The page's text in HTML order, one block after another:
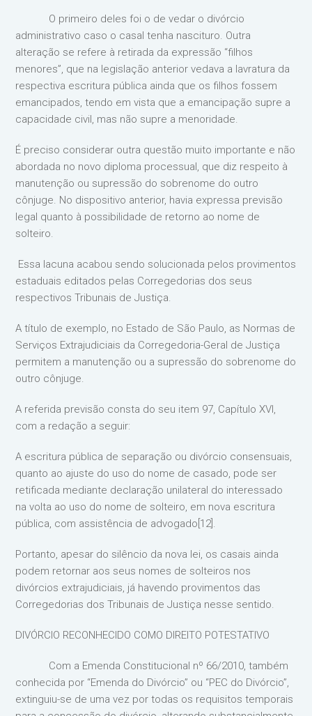
O primeiro deles foi o de vedar o divórcio
administrativo caso o casal tenha nascituro. Outra
alteração se refere à retirada da expressão “filhos
menores”, que na legislação anterior vedava a lavratura da
respectiva escritura pública ainda que os filhos fossem
emancipados, tendo em vista que a emancipação supre a
capacidade civil, mas não supre a menoridade.
É preciso considerar outra questão muito importante e não
abordada no novo diploma processual, que diz respeito à
manutenção ou supressão do sobrenome do outro
cônjuge. No dispositivo anterior, havia expressa previsão
legal quanto à possibilidade de retorno ao nome de
solteiro.
Essa lacuna acabou sendo solucionada pelos provimentos
estaduais editados pelas Corregedorias dos seus
respectivos Tribunais de Justiça.
A título de exemplo, no Estado de São Paulo, as Normas de
Serviços Extrajudiciais da Corregedoria-Geral de Justiça
permitem a manutenção ou a supressão do sobrenome do
outro cônjuge.
A referida previsão consta do seu item 97, Capítulo XVI,
com a redação a seguir:
A escritura pública de separação ou divórcio consensuais,
quanto ao ajuste do uso do nome de casado, pode ser
retificada mediante declaração unilateral do interessado
na volta ao uso do nome de solteiro, em nova escritura
pública, com assistência de advogado[12].
Portanto, apesar do silêncio da nova lei, os casais ainda
podem retornar aos seus nomes de solteiros nos
divórcios extrajudiciais, já havendo provimentos das
Corregedorias dos Tribunais de Justiça nesse sentido.
DIVÓRCIO RECONHECIDO COMO DIREITO POTESTATIVO
Com a Emenda Constitucional nº 66/2010, também
conhecida por “Emenda do Divórcio” ou “PEC do Divórcio”,
extinguiu-se de uma vez por todas os requisitos temporais